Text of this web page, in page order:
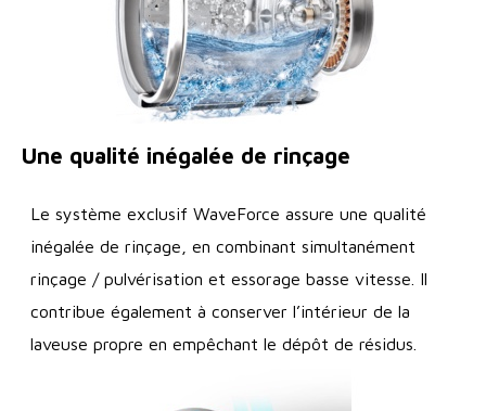
Une qualité inégalée de rinçage
Le système exclusif WaveForce assure une qualité
inégalée de rinçage, en combinant simultanément
rinçage / pulvérisation et essorage basse vitesse. Il
contribue également à conserver l’intérieur de la
laveuse propre en empêchant le dépôt de résidus.